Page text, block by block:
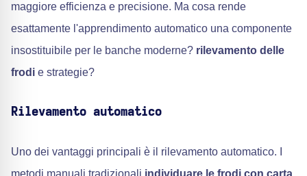
maggiore efficienza e precisione. Ma cosa rende
esattamente l'apprendimento automatico una componente
insostituibile per le banche moderne? rilevamento delle
frodi e strategie?
Rilevamento automatico
Uno dei vantaggi principali è il rilevamento automatico. I
metodi manuali tradizionali individuare le frodi con carta